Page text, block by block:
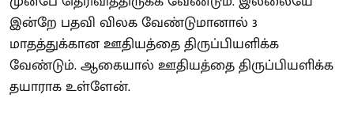
இன்றே பதவி விலக வேண்டுமானால் 3
மாதத்துக்கான ஊதியத்தை திருப்பியளிக்க
வேண்டும். ஆகையால் ஊதியத்தை திருப்பியளிக்க
தயாராக உள்ளேன்.